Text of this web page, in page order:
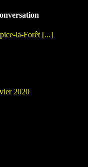
la-Forêt [...]
2020